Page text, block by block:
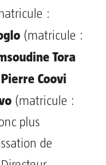
:
(matricule :
Tora
Pierre Coovi
(matricule :
plus
de